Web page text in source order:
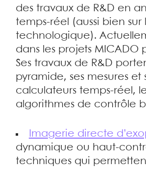
des travaux de R&D en
temps-réel (aussi bien
technologique).
dans les projets MICADO
Ses travaux de R&D
pyramide, ses mesures
calculateurs temps-réel,
algorithmes de contrôle
Imagerie directe
dynamique ou haut-
techniques qui